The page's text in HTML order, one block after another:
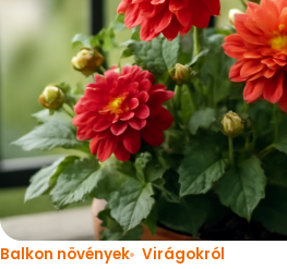
Balkon növények Virágokról